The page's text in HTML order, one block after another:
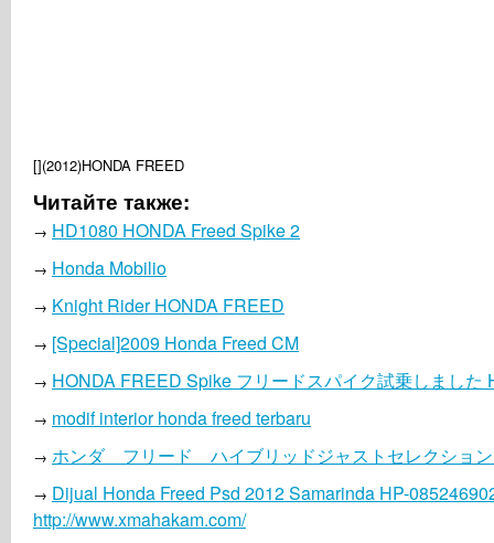
[](2012)HONDA FREED
Читайте также:
→ HD1080 HONDA Freed Spike 2
→ Honda Mobilio
→ Knight Rider HONDA FREED
→ [Special]2009 Honda Freed CM
→ HONDA FREED Spike フリードスパイク試乗しました
→ modif interior honda freed terbaru
→ ホンダ フリード ハイブリッドジャストセレクシ
→ Dijual Honda Freed Psd 2012 Samarinda HP-
http://www.xmahakam.com/